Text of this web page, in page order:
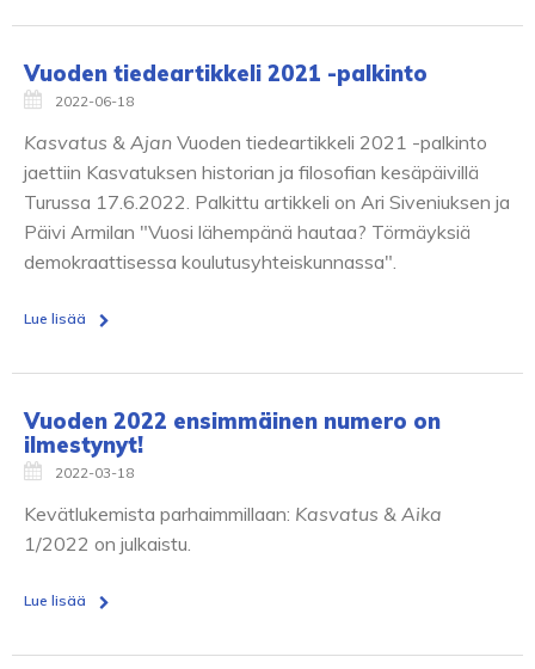
Vuoden tiedeartikkeli 2021 -palkinto
2022-06-18
Kasvatus & Ajan Vuoden tiedeartikkeli 2021 -palkinto
jaettiin Kasvatuksen historian ja filosofian kesäpäivillä
Turussa 17.6.2022. Palkittu artikkeli on Ari Siveniuksen ja
Päivi Armilan "Vuosi lähempänä hautaa? Törmäyksiä
demokraattisessa koulutusyhteiskunnassa".
Lue lisää
Vuoden 2022 ensimmäinen numero on
ilmestynyt!
2022-03-18
Kevätlukemista parhaimmillaan: Kasvatus & Aika
1/2022 on julkaistu.
Lue lisää